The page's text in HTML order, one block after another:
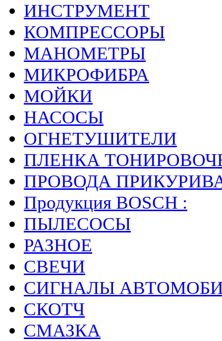
ИНСТРУМЕНТ
КОМПРЕССОРЫ
МАНОМЕТРЫ
МИКРОФИБРА
МОЙКИ
НАСОСЫ
ОГНЕТУШИТЕЛИ
ПЛЕНКА
ПРОВОДА
Продукция BOSCH :
ПЫЛЕСОСЫ
РАЗНОЕ
СВЕЧИ
СИГНАЛЫ
СКОТЧ
СМАЗКА